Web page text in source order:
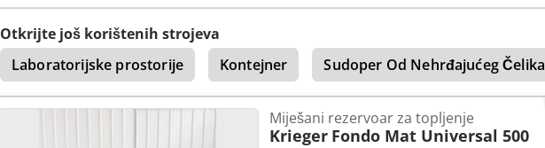
Otkrijte još korištenih strojeva
Laboratorijske prostorije
Kontejner Sudoper Od Nehrđajućeg Čelika
Miješani rezervoar za topljenje
Krieger Fondo Mat Universal 500